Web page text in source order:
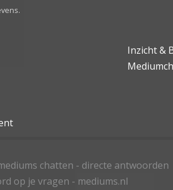
Inzicht &
chatten - directe antwoorden
op je vragen - mediums.nl